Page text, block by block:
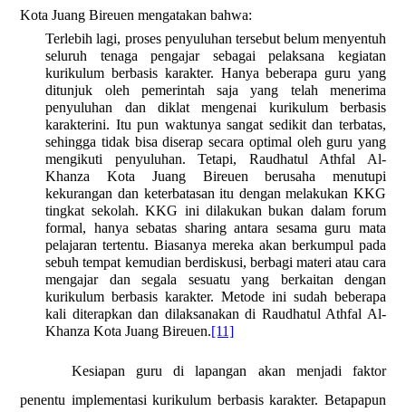
Kota Juang Bireuen mengatakan bahwa:
Terlebih lagi, proses penyuluhan tersebut belum menyentuh
seluruh tenaga pengajar sebagai pelaksana kegiatan
kurikulum berbasis karakter. Hanya beberapa guru yang
ditunjuk oleh pemerintah saja yang telah menerima
penyuluhan dan diklat mengenai kurikulum berbasis
karakterini. Itu pun waktunya sangat sedikit dan terbatas,
sehingga tidak bisa diserap secara optimal oleh guru yang
mengikuti penyuluhan. Tetapi, Raudhatul Athfal Al-
Khanza Kota Juang Bireuen berusaha menutupi
kekurangan dan keterbatasan itu dengan melakukan KKG
tingkat sekolah. KKG ini dilakukan bukan dalam forum
formal, hanya sebatas sharing antara sesama guru mata
pelajaran tertentu. Biasanya mereka akan berkumpul pada
sebuh tempat kemudian berdiskusi, berbagi materi atau cara
mengajar dan segala sesuatu yang berkaitan dengan
kurikulum berbasis karakter. Metode ini sudah beberapa
kali diterapkan dan dilaksanakan di Raudhatul Athfal Al-
Khanza Kota Juang Bireuen.[11]
Kesiapan guru di lapangan akan menjadi faktor
penentu implementasi kurikulum berbasis karakter. Betapapun